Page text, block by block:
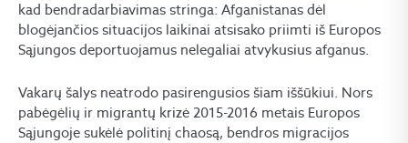
kad bendradarbiavimas stringa: Afganistanas dėl
blogėjančios situacijos laikinai atsisako priimti iš Europos
Sąjungos deportuojamus nelegaliai atvykusius afganus.
Vakarų šalys neatrodo pasirengusios šiam iššūkiui. Nors
pabėgėlių ir migrantų krizė 2015-2016 metais Europos
Sąjungoje sukėlė politinį chaosą, bendros migracijos